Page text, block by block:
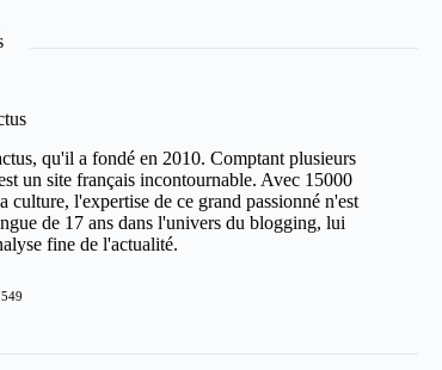
qu'il a fondé en 2010. Comptant plusieurs
un site français incontournable. Avec 15000
culture, l'expertise de ce grand passionné n'est
de 17 ans dans l'univers du blogging, lui
fine de l'actualité.